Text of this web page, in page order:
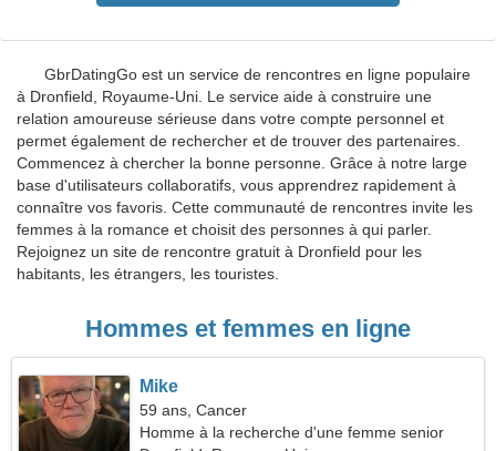
GbrDatingGo est un service de rencontres en ligne populaire
à Dronfield, Royaume-Uni. Le service aide à construire une
relation amoureuse sérieuse dans votre compte personnel et
permet également de rechercher et de trouver des partenaires.
Commencez à chercher la bonne personne. Grâce à notre large
base d'utilisateurs collaboratifs, vous apprendrez rapidement à
connaître vos favoris. Cette communauté de rencontres invite les
femmes à la romance et choisit des personnes à qui parler.
Rejoignez un site de rencontre gratuit à Dronfield pour les
habitants, les étrangers, les touristes.
Hommes et femmes en ligne
Mike
59 ans, Cancer
Homme à la recherche d'une femme senior